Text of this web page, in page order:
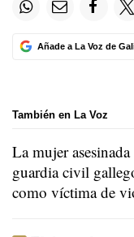
Añade a La Voz de
También en La Voz
La mujer
guardia civil
como víctima de